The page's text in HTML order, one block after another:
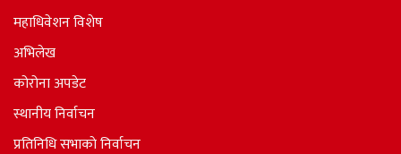
महाधिवेशन विशेष
अभिलेख
कोरोना अपडेट
स्थानीय निर्वाचन
प्रतिनिधि सभाकाे निर्वाचन